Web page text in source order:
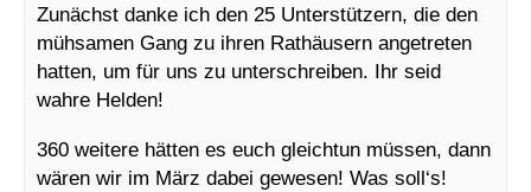
Zunächst danke ich den 25 Unterstützern, die den
mühsamen Gang zu ihren Rathäusern angetreten
hatten, um für uns zu unterschreiben. Ihr seid
wahre Helden!
360 weitere hätten es euch gleichtun müssen, dann
wären wir im März dabei gewesen! Was soll‘s!